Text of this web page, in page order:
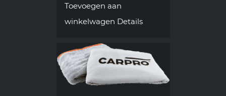
Toevoegen aan
winkelwagen Details